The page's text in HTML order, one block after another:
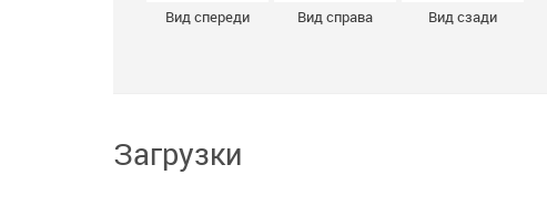
Вид спереди Вид справа Вид сзади
Загрузки